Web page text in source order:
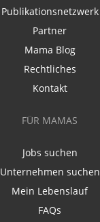
Publikationsnetzwerk
Partner
Mama Blog
Rechtliches
Kontakt
FÜR MAMAS
Jobs suchen
Unternehmen suchen
Mein Lebenslauf
FAQs